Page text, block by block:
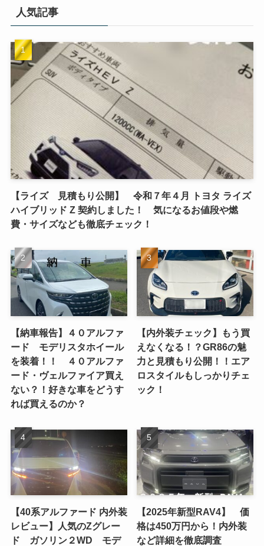
人気記事
【ライズ 見積もり公開】 令和７年４月 トヨタ ライズ
ハイブリッド Z 契約しました！ 気になるお値段や燃
費・サイズなども徹底チェック！
【納車報告】４０アルファ
ード モデリスタホイール
を装着！！ ４０アルファ
ード・ヴェルファイア買え
ない？！好きな車をどうす
れば買えるのか？
【内外装チェック】もう買
えなくなる！？GR86の魅
力と見積もり公開！！エア
ロスタイルもしっかりチェ
ック！
【40系アルファード 内外装
レビュー】人気のZグレー
ド ガソリン２WD モデ
【2025年新型RAV4】 価
格は450万円から！内外装
など詳細を徹底調査